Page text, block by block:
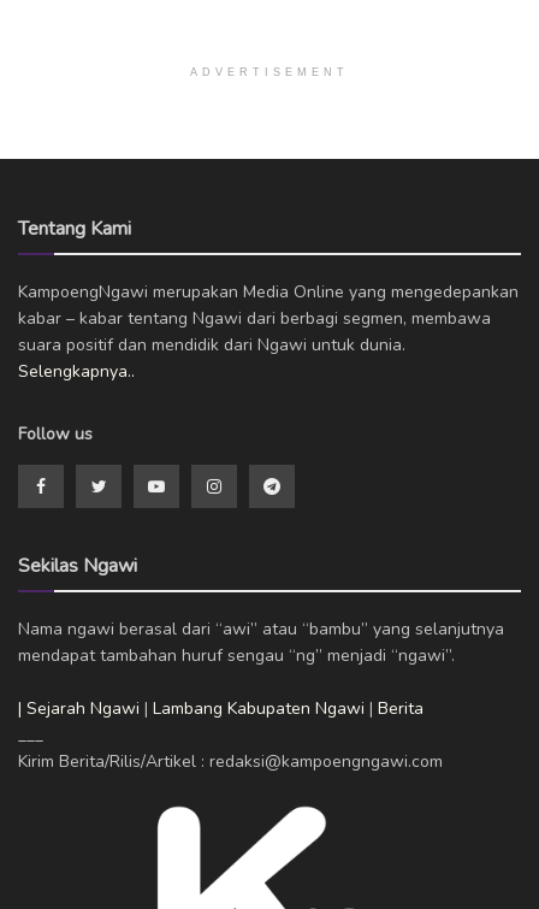
ADVERTISEMENT
Tentang Kami
KampoengNgawi merupakan Media Online yang mengedepankan
kabar – kabar tentang Ngawi dari berbagi segmen, membawa
suara positif dan mendidik dari Ngawi untuk dunia.
Selengkapnya..
Follow us
Sekilas Ngawi
Nama ngawi berasal dari “awi” atau “bambu” yang selanjutnya
mendapat tambahan huruf sengau “ng” menjadi “ngawi”.
| Sejarah Ngawi | Lambang Kabupaten Ngawi | Berita
___
Kirim Berita/Rilis/Artikel : redaksi@kampoengngawi.com